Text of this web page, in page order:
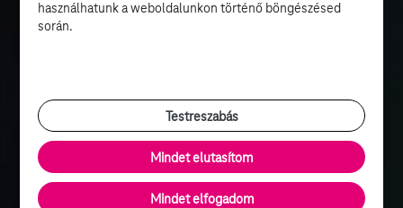
használhatunk a weboldalunkon történő böngészésed
során.
Testreszabás
Mindet elutasítom
Mindet elfogadom